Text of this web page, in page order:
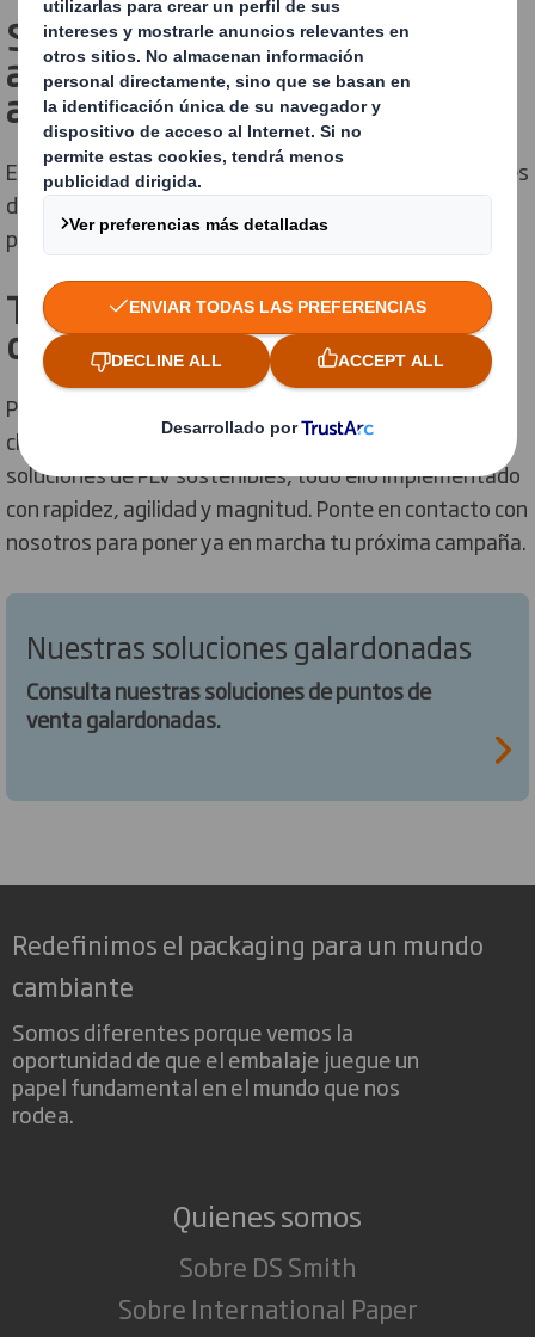
Sea cual sea la temporada, te
ayudamos a planificarla con
antelación
En DS Smith, la estacionalidad es todo el año y nunca es
demasiado pronto para comenzar a ser creativo y
planificar con anticipación..
Todo lo que necesitas para
destacar en la tienda
Podemos ayudarte con mejores insights sobre los
clientes, con innovaciones más inteligentes y
soluciones de PLV sostenibles, todo ello implementado
con rapidez, agilidad y magnitud. Ponte en contacto con
nosotros para poner ya en marcha tu próxima campaña.
Nuestras soluciones galardonadas
Consulta nuestras soluciones de puntos de
venta galardonadas.
Redefinimos el packaging para un mundo
cambiante
Somos diferentes porque vemos la
oportunidad de que el embalaje juegue un
papel fundamental en el mundo que nos
rodea.
Quienes somos
Sobre DS Smith
Sobre International Paper